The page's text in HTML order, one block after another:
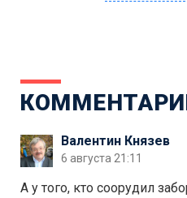
Валентин Князев
6 августа 21:11
А у того, кто соорудил